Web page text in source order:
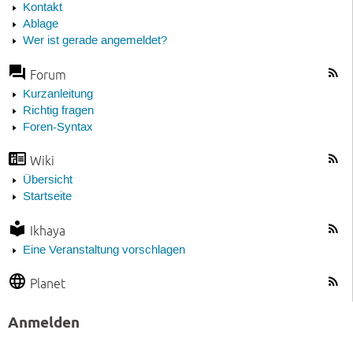
Kontakt
Ablage
Wer ist gerade angemeldet?
Forum
Kurzanleitung
Richtig fragen
Foren-Syntax
Wiki
Übersicht
Startseite
Ikhaya
Eine Veranstaltung vorschlagen
Planet
Anmelden